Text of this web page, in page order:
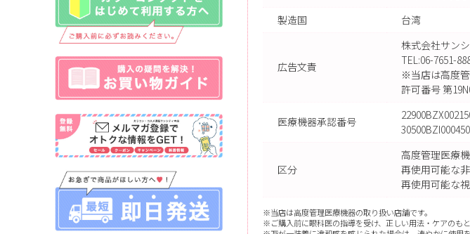
製造国
台湾
広告文責
株式会社サン
TEL:06-7651-
※当店は高度管
許可番号 第
医療機器承認番号
区分
高度管理医療
再使用可能な
再使用可能な
※当店は高度管理医療機器の取り扱い店舗です。
※ご購入前に眼科医の指導を受け、正しい用法・ケアのもと